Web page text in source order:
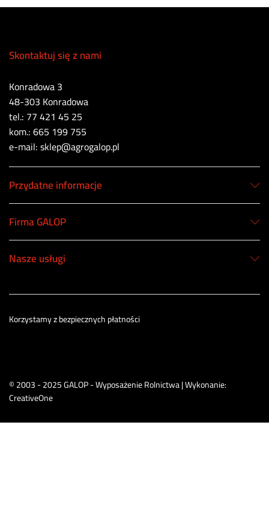
Skontaktuj się z nami
Konradowa 3
48-303 Konradowa
tel.: 77 421 45 25
kom.: 665 199 755
e-mail: sklep@agrogalop.pl
Przydatne informacje
Firma GALOP
Nasze usługi
© 2003 - 2025 GALOP - Wyposażenie Rolnictwa | Wykonanie:
CreativeOne
Korzystamy z bezpiecznych płatności